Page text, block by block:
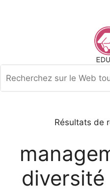
Résultats de